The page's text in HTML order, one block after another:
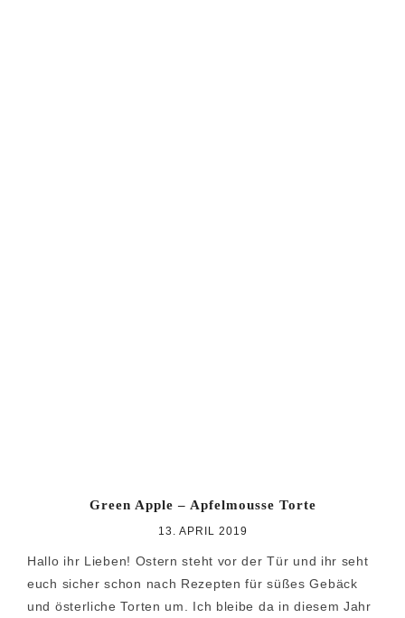
Green Apple – Apfelmousse Torte
13. APRIL 2019
Hallo ihr Lieben! Ostern steht vor der Tür und ihr seht
euch sicher schon nach Rezepten für süßes Gebäck
und österliche Torten um. Ich bleibe da in diesem Jahr